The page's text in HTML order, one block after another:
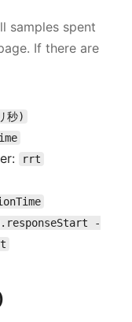
samples spent
If there are
秒)
rrt
-